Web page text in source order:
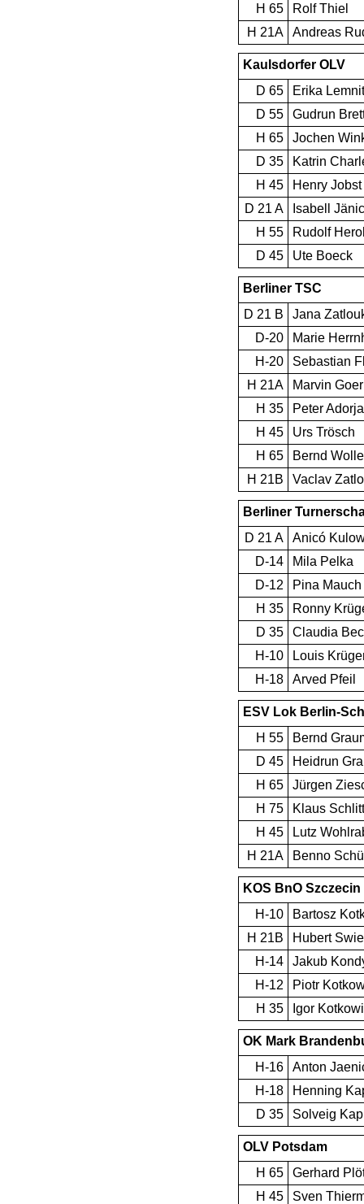
H 65
Rolf Thiel
H 21A
Andreas
Kaulsdorfer OLV
D 65
Erika
D 55
Gudrun
H 65
Jochen
D 35
Katrin
H 45
Henry Jobst
D 21 A
Isabell
H 55
Rudolf
D 45
Ute Boeck
Berliner TSC
D 21 B
Jana
D-20
Marie
H-20
Sebastian
H 21A
Marvin
H 35
Peter
H 45
Urs Trösch
H 65
Bernd
H 21B
Vaclav
Berliner
D 21 A
Anicó
D-14
Mila Pelka
D-12
Pina Mauch
H 35
Ronny
D 35
Claudia
H-10
Louis
H-18
Arved Pfeil
ESV Lok Berlin-
H 55
Bernd
D 45
Heidrun
H 65
Jürgen
H 75
Klaus
H 45
Lutz
H 21A
Benno
KOS BnO Szczecin
H-10
Bartosz
H 21B
Hubert
H-14
Jakub
H-12
Piotr
H 35
Igor
OK Mark
H-16
Anton
H-18
Henning
D 35
Solveig
OLV Potsdam
H 65
Gerhard
H 45
Sven